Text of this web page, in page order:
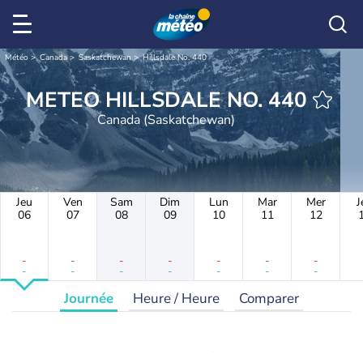
Météo Canada Saskatchewan Hillsdale No. 440
METEO HILLSDALE NO. 440
Canada (Saskatchewan)
Jeu
06
-
-
Ven
07
-
-
Sam
08
-
-
Dim
09
-
-
Lun
10
-
-
Mar
11
-
-
Mer
12
-
-
Journée Heure / Heure Comparer